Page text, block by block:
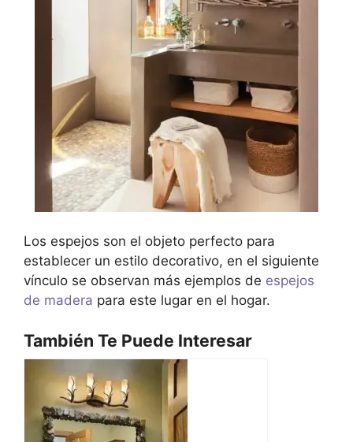
Los espejos son el objeto perfecto para
establecer un estilo decorativo, en el siguiente
vínculo se observan más ejemplos de espejos
de madera para este lugar en el hogar.
También Te Puede Interesar